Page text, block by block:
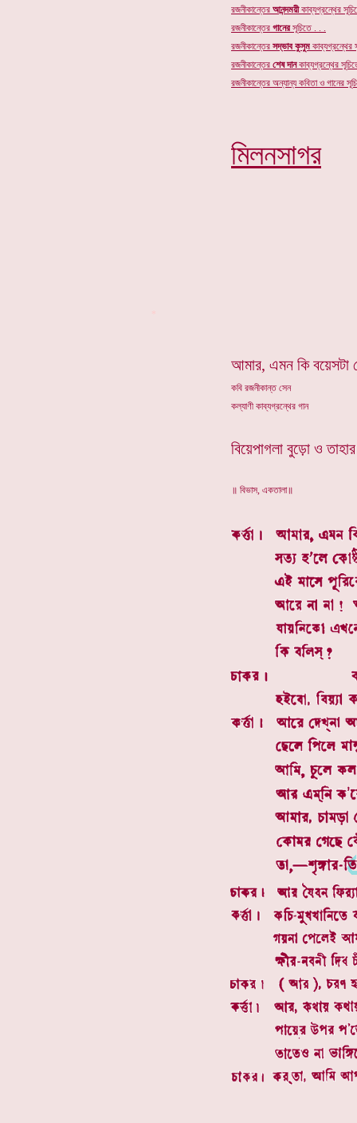
আমার, এমন কি বয়েসটা
কবি রজনীকান্ত সেন
কল্যাণী কাব্যগ্রন্থের গান
বিয়েপাগলা বুড়ো ও তাহার
॥ বিভাস, একতালা॥
রজনীকান্তের আনন্দময়ীকাব্যগ্রন্থের
রজনীকান্তের গানেরসূচিতে . . .
রজনীকান্তের সদ্ভাব কুসুম কাব্যগ্রন্থের
রজনীকান্তের শেষ দানকাব্যগ্রন্থের
রজনীকান্তের অন্যান্য কবিতা ও গানের
মিলনসাগর